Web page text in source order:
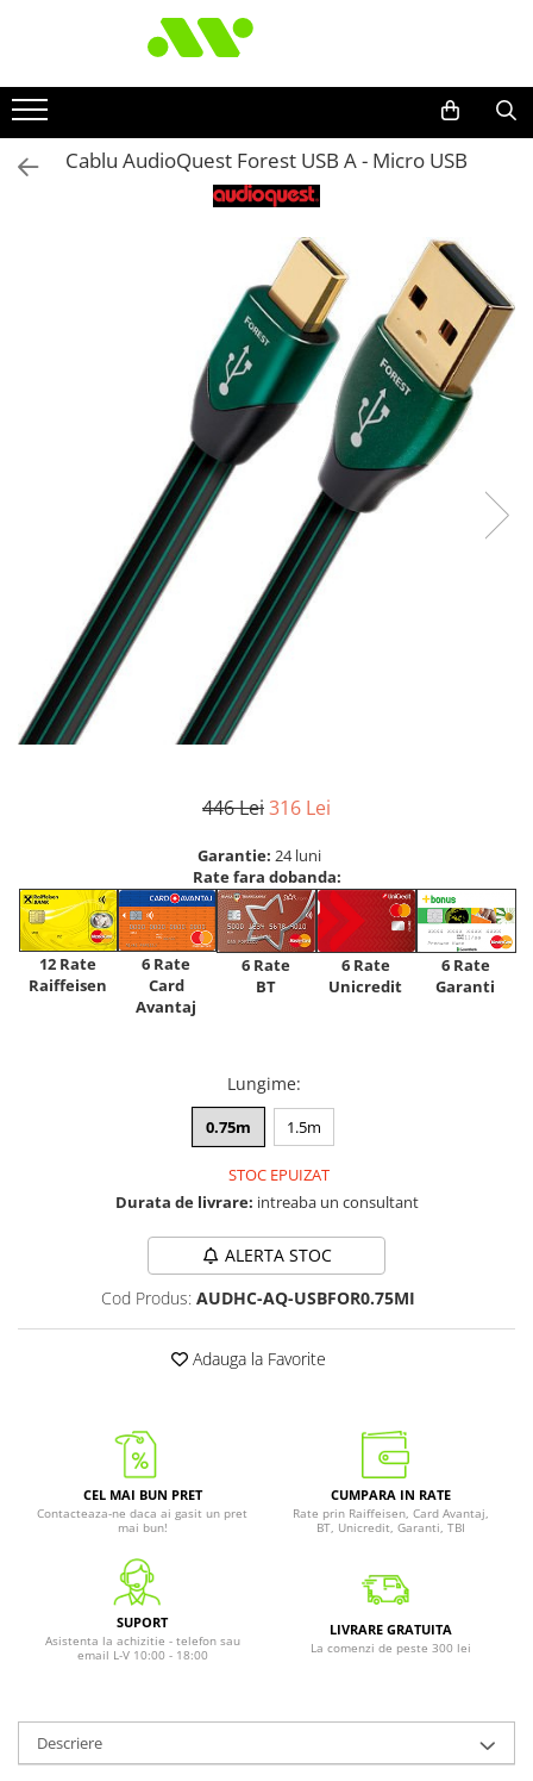
Cablu AudioQuest Forest USB A - Micro USB
446 Lei316 Lei
Garantie: 24 luni
Rate fara dobanda:
12 Rate
Raiffeisen
6 Rate
Card
Avantaj
6 Rate
BT
6 Rate
Unicredit
6 Rate
Garanti
Lungime:
0.75m 1.5m
STOC EPUIZAT
Durata de livrare: intreaba un consultant
ALERTA STOC
Cod Produs: AUDHC-AQ-USBFOR0.75MI
Adauga la Favorite
CEL MAI BUN PRET
Contacteaza-ne daca ai gasit un pret
mai bun!
CUMPARA IN RATE
Rate prin Raiffeisen, Card Avantaj,
BT, Unicredit, Garanti, TBI
SUPORT
Asistenta la achizitie - telefon sau
email L-V 10:00 - 18:00
LIVRARE GRATUITA
La comenzi de peste 300 lei
Descriere